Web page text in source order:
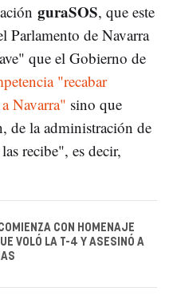
guraSOS, que este
Parlamento de Navarra
que el Gobierno de
"recabar
Navarra" sino que
de la administración de
recibe", es decir,
CON HOMENAJE
VOLÓ LA T-4 Y ASESINÓ A